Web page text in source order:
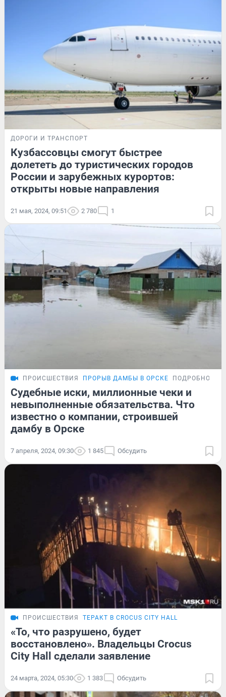
ДОРОГИ И ТРАНСПОРТ
Кузбассовцы смогут быстрее
долететь до туристических городов
России и зарубежных курортов:
открыты новые направления
21 мая, 2024, 09:51 2 780 1
ПРОИСШЕСТВИЯ ПРОРЫВ ДАМБЫ В ОРСКЕ ПОДРОБНОСТИ
Судебные иски, миллионные чеки и
невыполненные обязательства. Что
известно о компании, строившей
дамбу в Орске
7 апреля, 2024, 09:30 1 845 Обсудить
ПРОИСШЕСТВИЯ ТЕРАКТ В CROCUS CITY HALL
«То, что разрушено, будет
восстановлено». Владельцы Crocus
City Hall сделали заявление
24 марта, 2024, 05:30 1 383 Обсудить